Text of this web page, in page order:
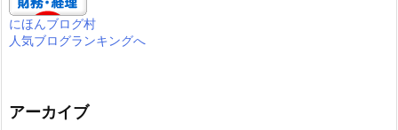
にほんブログ村
人気ブログランキングへ
アーカイブ